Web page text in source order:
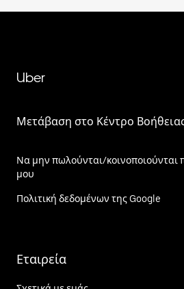
Uber
Μετάβαση στο Κέντρο
Να μην πωλούνται/κοινοποιούνται
μου
Πολιτική δεδομένων της Google
Εταιρεία